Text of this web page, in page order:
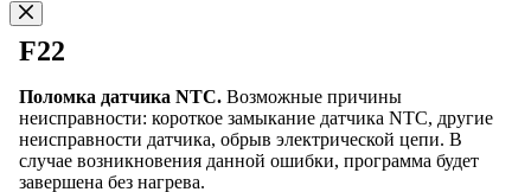
F22
Поломка датчика NTC. Возможные причины
неисправности: короткое замыкание датчика NTC, другие
неисправности датчика, обрыв электрической цепи. В
случае возникновения данной ошибки, программа будет
завершена без нагрева.